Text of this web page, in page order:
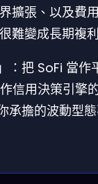
擴張、以及費
難變成長期複
：把 SoFi 當作
信用決策引擎
承擔的波動型